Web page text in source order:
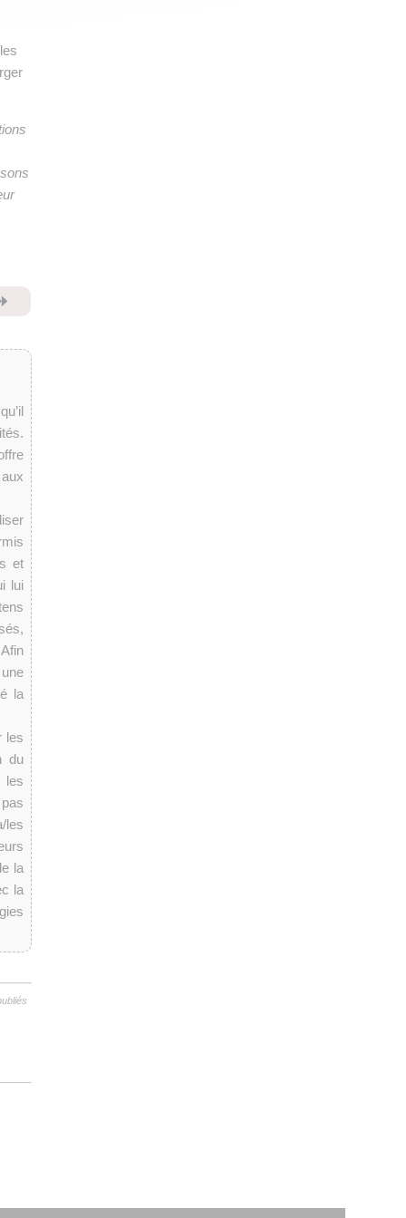
et
lui
la
les
du
les
les
la
la